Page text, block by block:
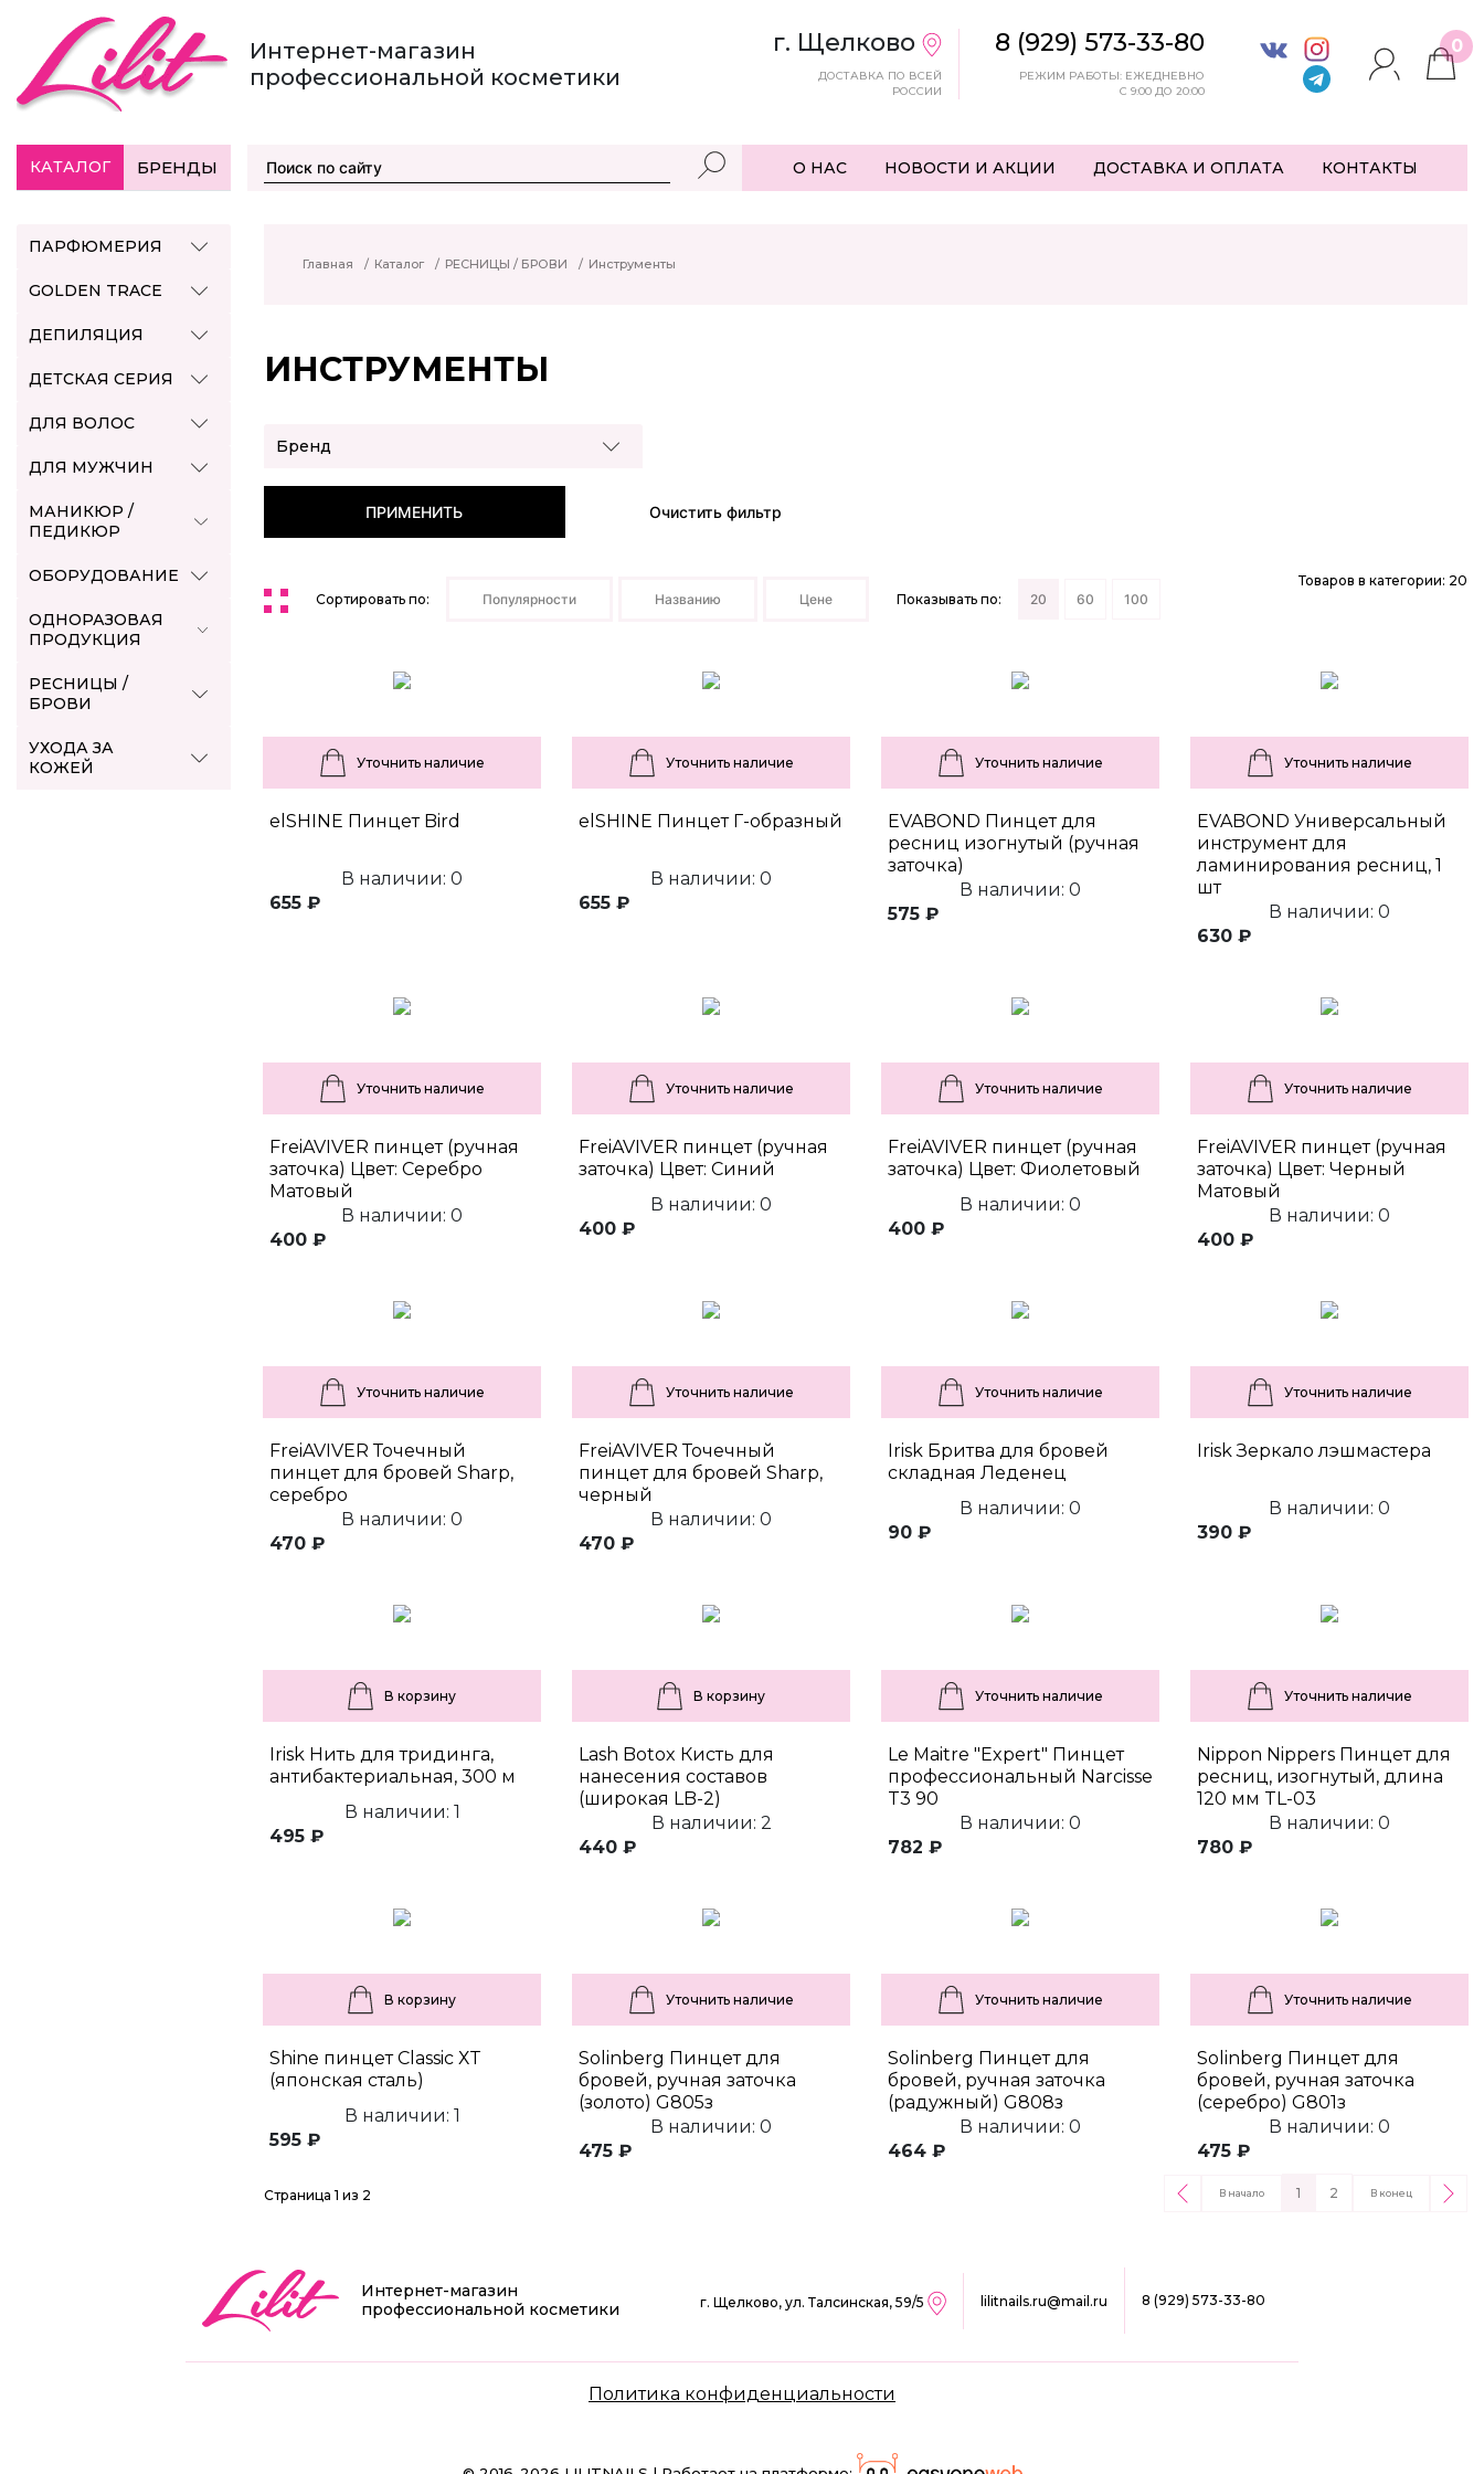
Интернет-магазин
профессиональной косметики
г. Щелково
ДОСТАВКА ПО ВСЕЙ
РОССИИ
8 (929) 573-33-80
РЕЖИМ РАБОТЫ: ЕЖЕДНЕВНО
С 9:00 ДО 20:00
0
КАТАЛОГ БРЕНДЫ О НАС НОВОСТИ И АКЦИИ ДОСТАВКА И ОПЛАТА КОНТАКТЫ
ПАРФЮМЕРИЯ
GOLDEN TRACE
ДЕПИЛЯЦИЯ
ДЕТСКАЯ СЕРИЯ
ДЛЯ ВОЛОС
ДЛЯ МУЖЧИН
МАНИКЮР /
ПЕДИКЮР
ОБОРУДОВАНИЕ
ОДНОРАЗОВАЯ
ПРОДУКЦИЯ
РЕСНИЦЫ /
БРОВИ
УХОДА ЗА
КОЖЕЙ
Главная / Каталог / РЕСНИЦЫ / БРОВИ / Инструменты
ИНСТРУМЕНТЫ
Бренд
ПРИМЕНИТЬ Очистить фильтр
Сортировать по: Популярности Названию Цене Показывать по: 20 60 100
Товаров в категории: 20
Уточнить наличие
elSHINE Пинцет Bird
В наличии: 0
655 ₽
Уточнить наличие
elSHINE Пинцет Г-образный
В наличии: 0
655 ₽
Уточнить наличие
EVABOND Пинцет для
ресниц изогнутый (ручная
заточка)
В наличии: 0
575 ₽
Уточнить наличие
EVABOND Универсальный
инструмент для
ламинирования ресниц, 1
шт
В наличии: 0
630 ₽
Уточнить наличие
FreiAVIVER пинцет (ручная
заточка) Цвет: Серебро
Матовый
В наличии: 0
400 ₽
Уточнить наличие
FreiAVIVER пинцет (ручная
заточка) Цвет: Синий
В наличии: 0
400 ₽
Уточнить наличие
FreiAVIVER пинцет (ручная
заточка) Цвет: Фиолетовый
В наличии: 0
400 ₽
Уточнить наличие
FreiAVIVER пинцет (ручная
заточка) Цвет: Черный
Матовый
В наличии: 0
400 ₽
Уточнить наличие
FreiAVIVER Точечный
пинцет для бровей Sharp,
серебро
В наличии: 0
470 ₽
Уточнить наличие
FreiAVIVER Точечный
пинцет для бровей Sharp,
черный
В наличии: 0
470 ₽
Уточнить наличие
Irisk Бритва для бровей
складная Леденец
В наличии: 0
90 ₽
Уточнить наличие
Irisk Зеркало лэшмастера
В наличии: 0
390 ₽
В корзину
Irisk Нить для тридинга,
антибактериальная, 300 м
В наличии: 1
495 ₽
В корзину
Lash Botox Кисть для
нанесения составов
(широкая LB-2)
В наличии: 2
440 ₽
Уточнить наличие
Le Maitre "Expert" Пинцет
профессиональный Narcisse
T3 90
В наличии: 0
782 ₽
Уточнить наличие
Nippon Nippers Пинцет для
ресниц, изогнутый, длина
120 мм TL-03
В наличии: 0
780 ₽
В корзину
Shine пинцет Classic ХT
(японская сталь)
В наличии: 1
595 ₽
Уточнить наличие
Solinberg Пинцет для
бровей, ручная заточка
(золото) G805з
В наличии: 0
475 ₽
Уточнить наличие
Solinberg Пинцет для
бровей, ручная заточка
(радужный) G808з
В наличии: 0
464 ₽
Уточнить наличие
Solinberg Пинцет для
бровей, ручная заточка
(серебро) G801з
В наличии: 0
475 ₽
Страница 1 из 2 В начало 1 2 В конец
Интернет-магазин
профессиональной косметики
г. Щелково, ул. Талсинская, 59/5 lilitnails.ru@mail.ru 8 (929) 573-33-80
Политика конфиденциальности